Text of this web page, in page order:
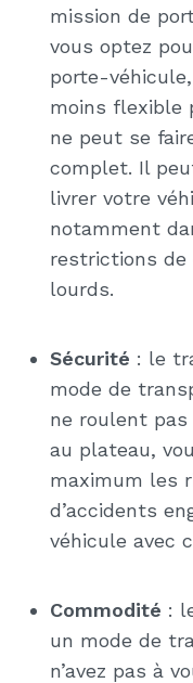
mission de
vous optez
porte-
moins flexible
ne peut se
complet. Il
livrer votre
notamment
restrictions
lourds.
Sécurité : le
mode de
ne roulent
au plateau,
maximum les
d’accidents
véhicule avec
Commodité :
un mode de
n’avez pas à